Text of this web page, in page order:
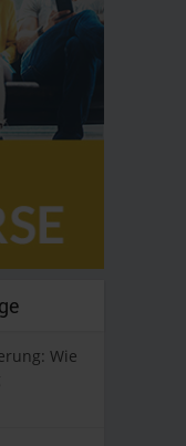
Wie